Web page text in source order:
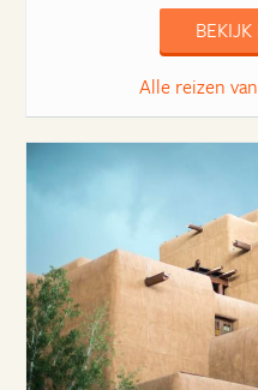
Alle reizen